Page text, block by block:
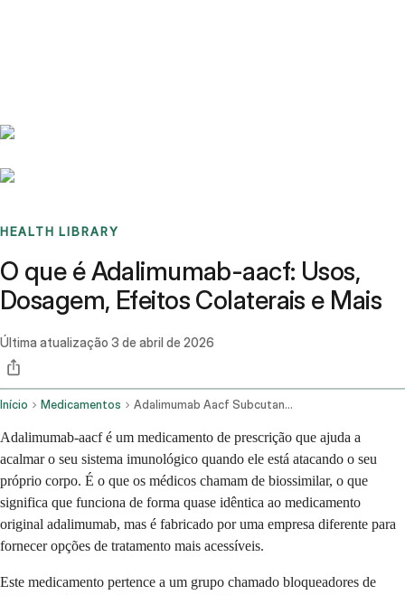
HEALTH LIBRARY
O que é Adalimumab-aacf: Usos,
Dosagem, Efeitos Colaterais e Mais
Última atualização 3 de abril de 2026
Início Medicamentos Adalimumab Aacf Subcutaneous Route
Adalimumab-aacf é um medicamento de prescrição que ajuda a
acalmar o seu sistema imunológico quando ele está atacando o seu
próprio corpo. É o que os médicos chamam de biossimilar, o que
significa que funciona de forma quase idêntica ao medicamento
original adalimumab, mas é fabricado por uma empresa diferente para
fornecer opções de tratamento mais acessíveis.
Este medicamento pertence a um grupo chamado bloqueadores de